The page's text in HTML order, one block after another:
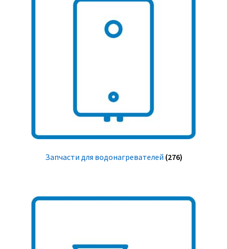
Запчасти для водонагревателей (276)